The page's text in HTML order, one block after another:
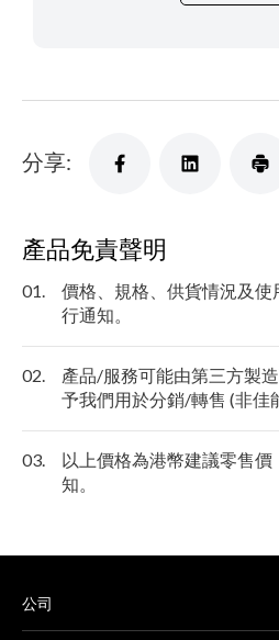
分享:
產品免責聲明
01.
價格、規格、供貨情況及
行通知。
02.
產品/服務可能由第三方製
予我們用於分銷/轉售 (非佳
03.
以上價格為港幣建議零售
知。
公司